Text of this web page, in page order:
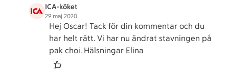
ICA-köket
29 maj 2020
Hej Oscar! Tack för din kommentar och du
har helt rätt. Vi har nu ändrat stavningen på
pak choi. Hälsningar Elina